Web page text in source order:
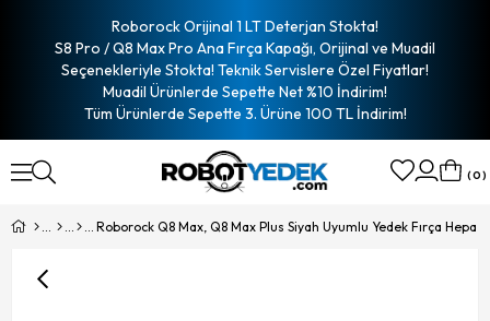
Roborock Orijinal 1 LT Deterjan Stokta!
S8 Pro / Q8 Max Pro Ana Fırça Kapağı, Orijinal ve Muadil
Seçenekleriyle Stokta! Teknik Servislere Özel Fiyatlar!
Muadil Ürünlerde Sepette Net %10 İndirim!
Tüm Ürünlerde Sepette 3. Ürüne 100 TL İndirim!
0